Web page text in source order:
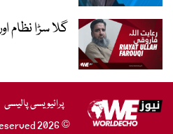
گلا سڑا نظام
پرائیویسی پالیسی
© 2026 WE News. All Rights Reserved